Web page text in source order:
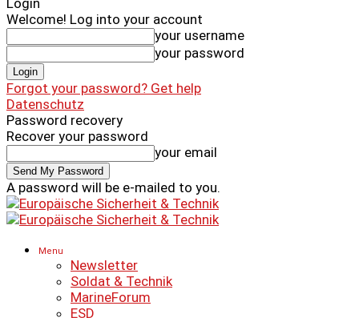
Login
Welcome! Log into your account
your username
your password
Forgot your password? Get help
Datenschutz
Password recovery
Recover your password
your email
A password will be e-mailed to you.
Menu
Newsletter
Soldat & Technik
MarineForum
ESD